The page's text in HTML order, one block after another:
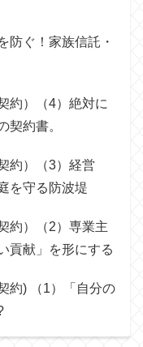
防ぐ！家族信託・
約）（4）絶対に
契約書。
約）（3）経営
を守る防波堤
約）（2）専業主
貢献」を形にする
約) （1）「自分の